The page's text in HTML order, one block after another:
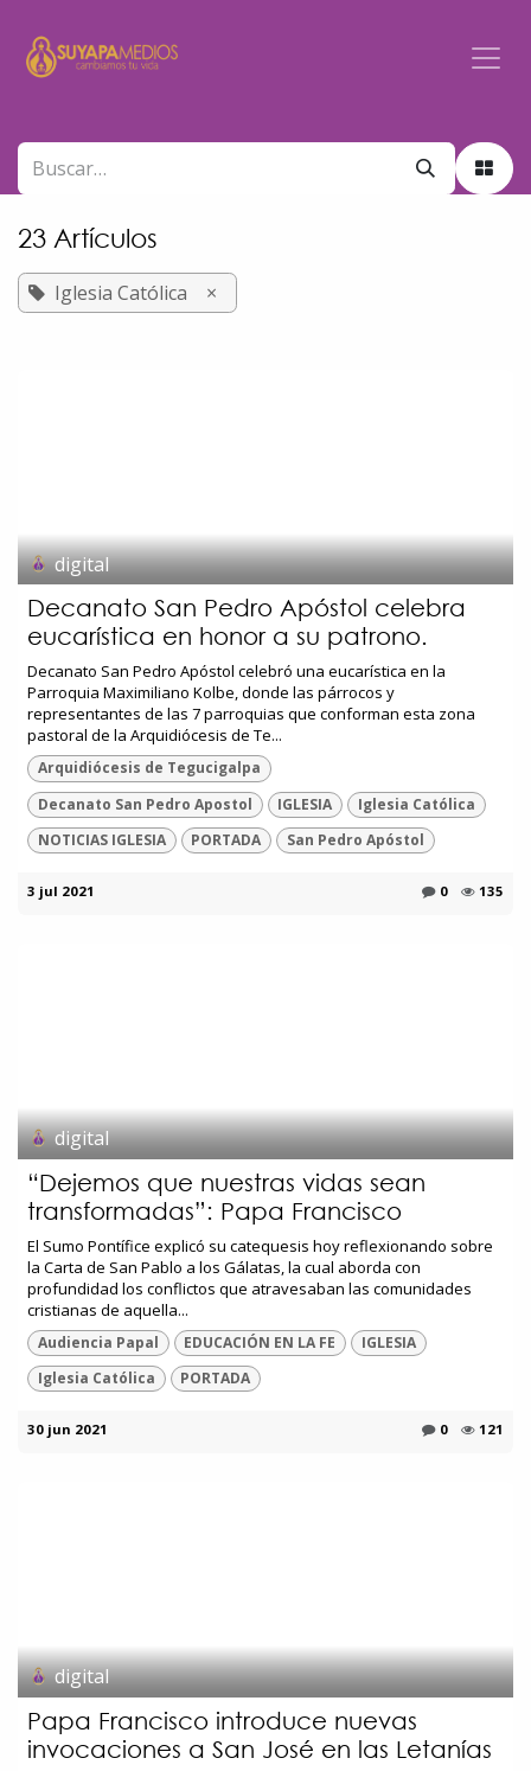
23 Artículos
Iglesia Católica ×
digital
Decanato San Pedro Apóstol celebra
eucarística en honor a su patrono.
Decanato San Pedro Apóstol celebró una eucarística en la
Parroquia Maximiliano Kolbe, donde las párrocos y
representantes de las 7 parroquias que conforman esta zona
pastoral de la Arquidiócesis de Te...
Arquidiócesis de Tegucigalpa
Decanato San Pedro Apostol
IGLESIA
Iglesia Católica
NOTICIAS IGLESIA
PORTADA San Pedro Apóstol
3 jul 2021 0 135
digital
“Dejemos que nuestras vidas sean
transformadas”: Papa Francisco
El Sumo Pontífice explicó su catequesis hoy reflexionando sobre
la Carta de San Pablo a los Gálatas, la cual aborda con
profundidad los conflictos que atravesaban las comunidades
cristianas de aquella...
Audiencia Papal EDUCACIÓN EN LA FE
IGLESIA
Iglesia Católica
PORTADA
30 jun 2021 0 121
digital
Papa Francisco introduce nuevas
invocaciones a San José en las Letanías